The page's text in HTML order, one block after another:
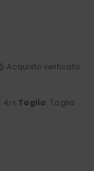
Acquisto verificato
: 4/5 Taglia: Taglia